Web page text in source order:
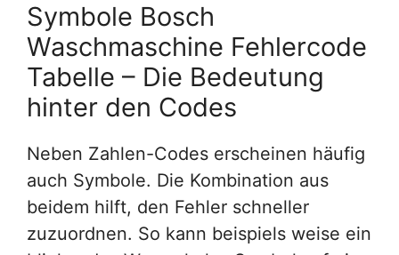
Symbole Bosch
Waschmaschine Fehlercode
Tabelle – Die Bedeutung
hinter den Codes
Neben Zahlen-Codes erscheinen häufig
auch Symbole. Die Kombination aus
beidem hilft, den Fehler schneller
zuzuordnen. So kann beispiels weise ein